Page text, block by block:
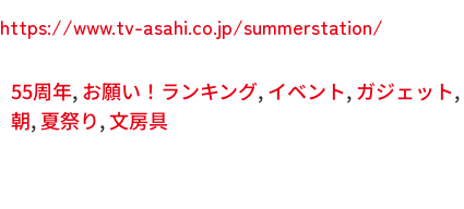
https://www.tv-asahi.co.jp/summerstation/
55周年,お願い！ランキング,イベント,ガジェット,
朝,夏祭り,文房具